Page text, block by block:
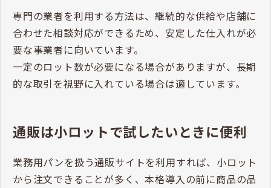
専門の業者を利用する方法は、継続的な供給や店舗に
合わせた相談対応ができるため、安定した仕入れが必
要な事業者に向いています。
一定のロット数が必要になる場合がありますが、長期
的な取引を視野に入れている場合は適しています。
通販は小ロットで試したいときに便利
業務用パンを扱う通販サイトを利用すれば、小ロット
から注文できることが多く、本格導入の前に商品の品